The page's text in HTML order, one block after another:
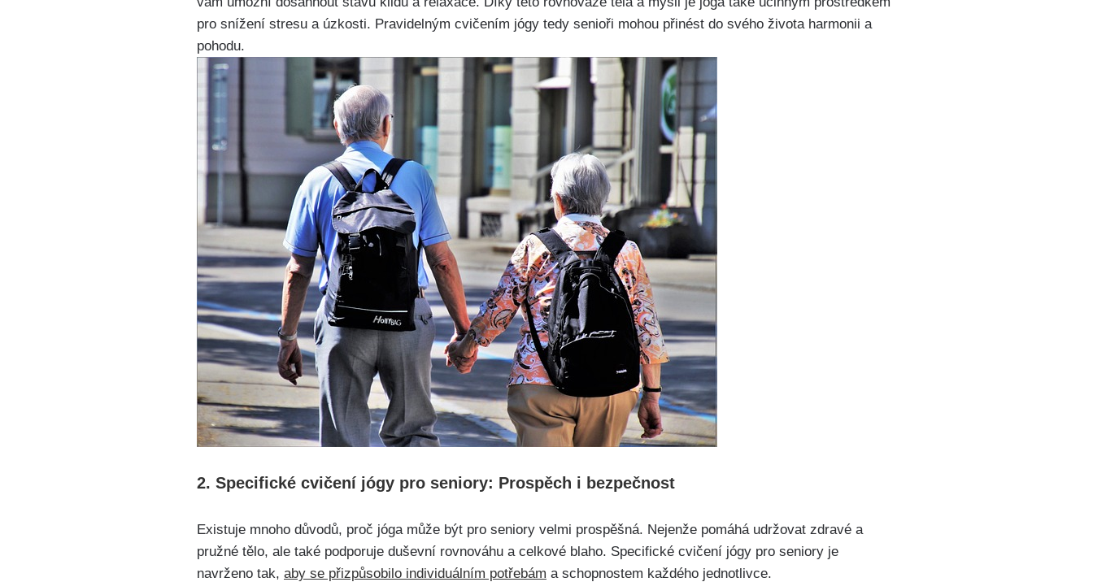
pro snížení stresu a úzkosti. Pravidelným cvičením jógy tedy senioři mohou přinést do svého života harmonii a
pohodu.
2. Specifické cvičení jógy pro seniory: Prospěch i bezpečnost
Existuje mnoho důvodů, proč jóga může být pro seniory velmi prospěšná. Nejenže pomáhá udržovat zdravé a
pružné tělo, ale také podporuje duševní rovnováhu a celkové blaho. Specifické cvičení jógy pro seniory je
navrženo tak, aby se přizpůsobilo individuálním potřebám a schopnostem každého jednotlivce.